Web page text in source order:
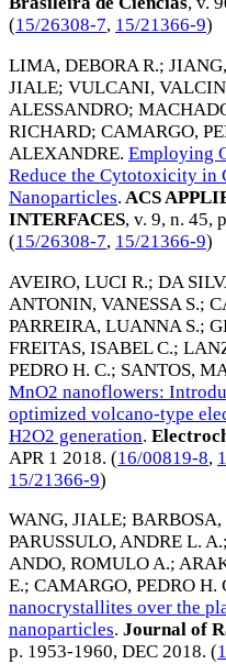
(15/26308-7, 15/21366-9)
LIMA, DEBORA R.;
JIALE; VULCANI,
ALESSANDRO;
RICHARD; CAMARGO,
ALEXANDRE. Employing
Reduce the Cytotoxicity in
Nanoparticles. ACS
INTERFACES, v. 9, n. 45,
(15/26308-7, 15/21366-9)
AVEIRO, LUCI R.; DA
ANTONIN, VANESSA S.;
PARREIRA, LUANNA S.;
FREITAS, ISABEL C.;
PEDRO H. C.; SANTOS,
MnO2 nanoflowers:
optimized volcano-type
H2O2 generation.
APR 1 2018. (16/00819-8,
15/21366-9)
WANG, JIALE;
PARUSSULO, ANDRE L. A.;
ANDO, ROMULO A.;
E.; CAMARGO, PEDRO H.
nanocrystallites over the
nanoparticles. Journal of
p. 1953-1960, DEC 2018. (